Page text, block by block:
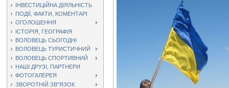
ІНВЕСТИЦІЙНА ДІЯЛЬНІСТЬ
ПОДІЇ, ФАКТИ, КОМЕНТАРІ
ОГОЛОШЕННЯ
ІСТОРІЯ, ГЕОГРАФІЯ
ВОЛОВЕЦЬ СЬОГОДНІ
ВОЛОВЕЦЬ ТУРИСТИЧНИЙ
ВОЛОВЕЦЬ СПОРТИВНИЙ
НАШІ ДРУЗІ, ПАРТНЕРИ
ФОТОГАЛЕРЕЯ
ЗВОРОТНІЙ ЗВ"ЯЗОК